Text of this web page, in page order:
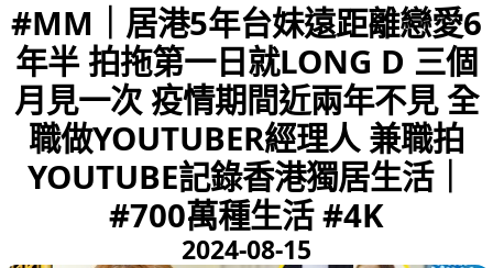
#MM｜居港5年台妹遠距離戀愛6
年半 拍拖第一日就LONG D 三個
月見一次 疫情期間近兩年不見 全
職做YOUTUBER經理人 兼職拍
YOUTUBE記錄香港獨居生活｜
#700萬種生活 #4K
2024-08-15